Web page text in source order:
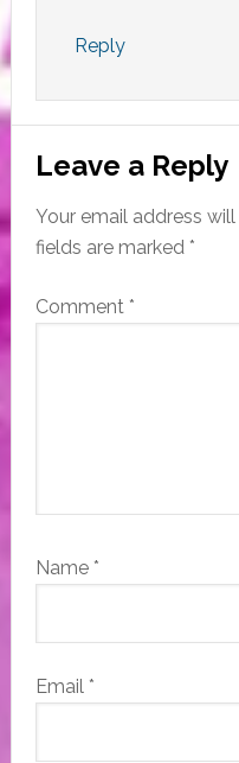
Reply
Leave a Reply
Your email address
fields are marked *
Comment *
Name *
Email *